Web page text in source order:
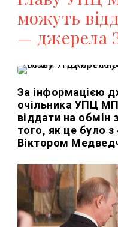
можуть
— джерела
За інформацією
очільника УПЦ
віддати на обмін
того, як це було
Віктором